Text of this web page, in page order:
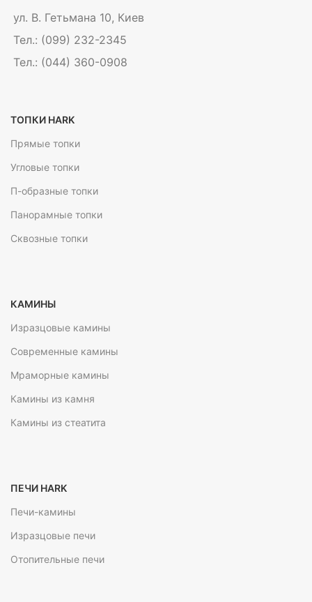
ул. В. Гетьмана 10, Киев
Тел.: (099) 232-2345
Тел.: (044) 360-0908
ТОПКИ HARK
Прямые топки
Угловые топки
П-образные топки
Панорамные топки
Сквозные топки
КАМИНЫ
Изразцовые камины
Современные камины
Мраморные камины
Камины из камня
Камины из стеатита
ПЕЧИ HARK
Печи-камины
Изразцовые печи
Отопительные печи